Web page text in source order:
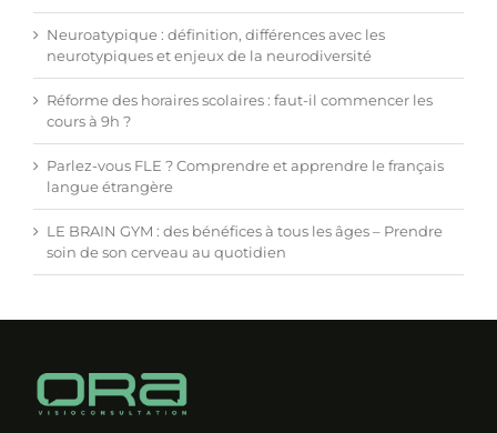
Neuroatypique : définition, différences avec les
neurotypiques et enjeux de la neurodiversité
Réforme des horaires scolaires : faut-il commencer les
cours à 9h ?
Parlez-vous FLE ? Comprendre et apprendre le français
langue étrangère
LE BRAIN GYM : des bénéfices à tous les âges – Prendre
soin de son cerveau au quotidien